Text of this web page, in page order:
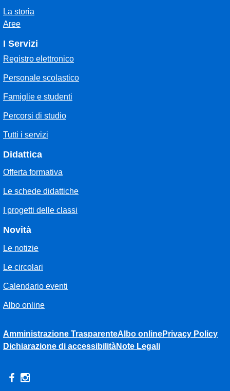
La storia
Aree
I Servizi
Registro elettronico
Personale scolastico
Famiglie e studenti
Percorsi di studio
Tutti i servizi
Didattica
Offerta formativa
Le schede didattiche
I progetti delle classi
Novità
Le notizie
Le circolari
Calendario eventi
Albo online
Amministrazione TrasparenteAlbo onlinePrivacy Policy
Dichiarazione di accessibilitàNote Legali